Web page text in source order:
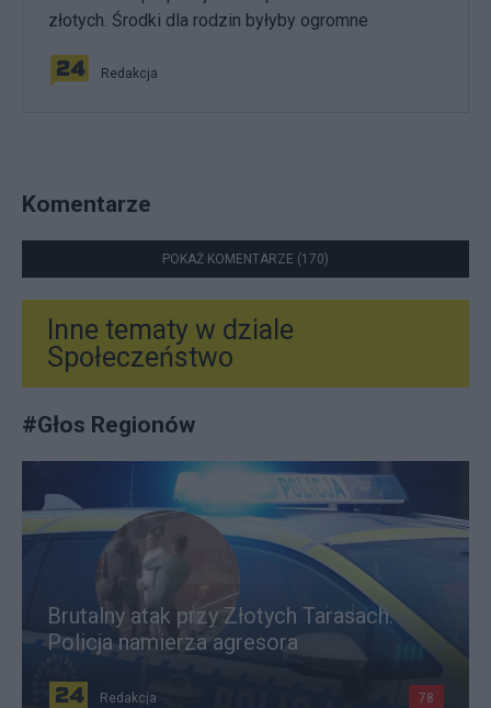
złotych. Środki dla rodzin byłyby ogromne
Redakcja
Komentarze
POKAŻ KOMENTARZE (170)
Inne tematy w dziale
Społeczeństwo
#Głos Regionów
Brutalny atak przy Złotych Tarasach.
Policja namierza agresora
Redakcja 78